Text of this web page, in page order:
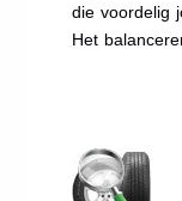
die voordelig
Het